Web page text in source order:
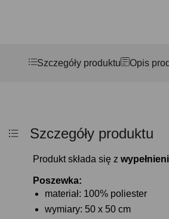
Szczegóły produktu Opis
Szczegóły produktu
Produkt składa się z
Poszewka:
materiał: 100% poliester
wymiary: 50 x 50 cm